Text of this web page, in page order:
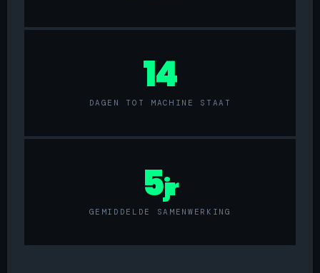
14
DAGEN TOT MACHINE STAAT
5jr
GEMIDDELDE SAMENWERKING